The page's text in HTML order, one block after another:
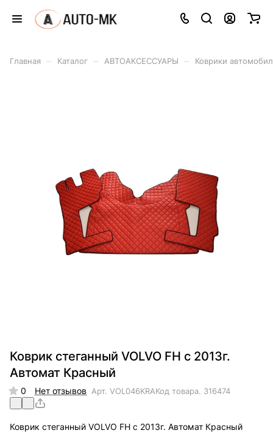
Главная Каталог АВТОАКСЕССУАРЫ Коврики
Коврик стеганный VOLVO FH с 2013г.
Автомат Красный
0 Нет отзывов Арт. VOL046KRAКод товара. 316474
Коврик стеганный VOLVO FH с 2013г. Автомат Красный